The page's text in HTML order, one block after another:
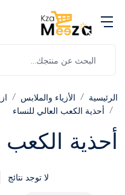
الرئيسية الأزياء والملابس
أحذية الكعب العالي للنساء
أحذية الكعب
لا توجد نتائج